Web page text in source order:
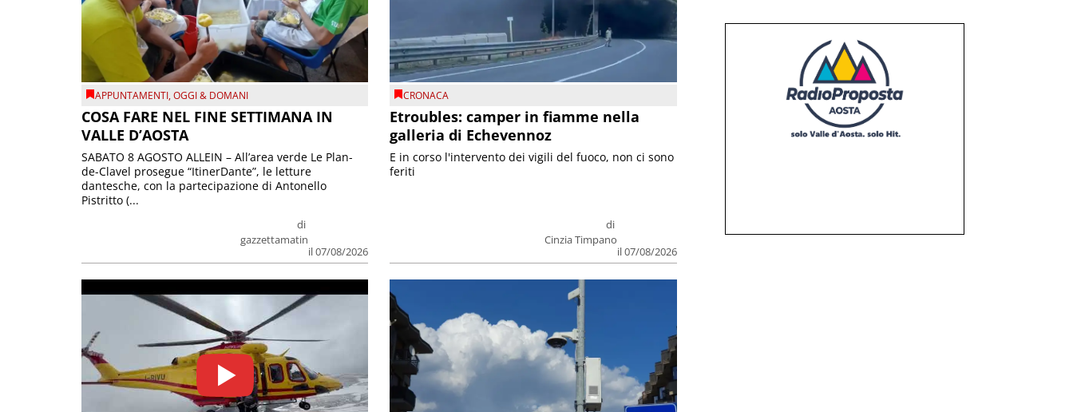
APPUNTAMENTI,OGGI & DOMANI
COSA FARE NEL FINE SETTIMANA IN
VALLE D’AOSTA
di
gazzettamatin
il 07/08/2026
SABATO 8 AGOSTO ALLEIN – All’area verde Le Plan-
de-Clavel prosegue “ItinerDante”, le letture
dantesche, con la partecipazione di Antonello
Pistritto (...
CRONACA
Etroubles: camper in fiamme nella
galleria di Echevennoz
di
Cinzia Timpano
il 07/08/2026
E in corso l'intervento dei vigili del fuoco, non ci sono
feriti